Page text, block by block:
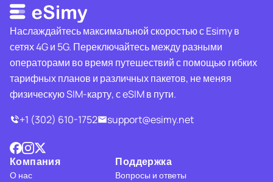
Наслаждайтесь максимальной скоростью с Esimy в
сетях 4G и 5G. Переключайтесь между разными
операторами во время путешествий с помощью гибких
тарифных планов и различных пакетов, не меняя
физическую SIM-карту, с eSIM в пути.
+1 (302) 610-1752
support@esimy.net
Компания
О нас
Поддержка
Вопросы и ответы